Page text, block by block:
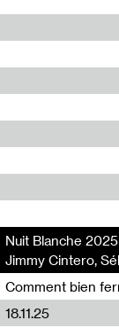
Comment bien
18.11.25